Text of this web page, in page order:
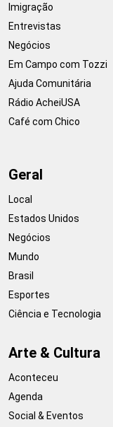
Imigração
Entrevistas
Negócios
Em Campo com Tozzi
Ajuda Comunitária
Rádio AcheiUSA
Café com Chico
Geral
Local
Estados Unidos
Negócios
Mundo
Brasil
Esportes
Ciência e Tecnologia
Arte & Cultura
Aconteceu
Agenda
Social & Eventos